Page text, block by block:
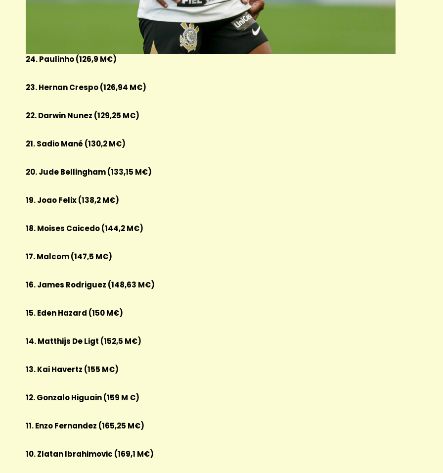
24. Paulinho (126,9 M€)
23. Hernan Crespo (126,94 M€)
22. Darwin Nunez (129,25 M€)
21. Sadio Mané (130,2 M€)
20. Jude Bellingham (133,15 M€)
19. Joao Felix (138,2 M€)
18. Moises Caicedo (144,2 M€)
17. Malcom (147,5 M€)
16. James Rodriguez (148,63 M€)
15. Eden Hazard (150 M€)
14. Matthijs De Ligt (152,5 M€)
13. Kai Havertz (155 M€)
12. Gonzalo Higuain (159 M €)
11. Enzo Fernandez (165,25 M€)
10. Zlatan Ibrahimovic (169,1 M€)